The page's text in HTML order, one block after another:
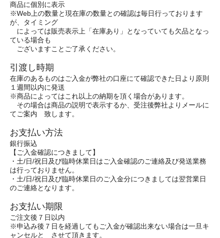
商品に個別に表示
※Web上の数量と現在庫の数量との確認は毎日行っております
が、タイミング
によっては販売表示上「在庫あり」となっていても欠品となっ
ている場合も
ございますことご了承ください。
引渡し時期
在庫のあるものはご入金が弊社の口座にて確認できた日より原則
１週間以内に発送
※商品によってはこれ以上の納期を頂く場合があります。
その場合は商品の説明で表示するか、受注後弊社よりメールに
てご案内 致します。
お支払い方法
銀行振込
【ご入金確認につきまして】
・土/日/祝日及び臨時休業日はご入金確認のご連絡及び発送業務
は行っておりません。
・土/日/祝日及び臨時休業日のご入金分につきましては翌営業日
のご連絡となります。
お支払い期限
ご注文後７日以内
※申込み後７日を経過してもご入金が確認出来ない場合は一旦キ
ャンセルと させて頂きます。